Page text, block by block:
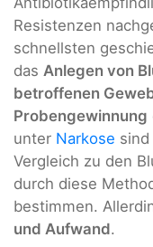
Resistenzen
schnellsten
das Anlegen von
betroffenen
Probengewinnung
unter Narkose
Vergleich zu den
durch diese
bestimmen.
und Aufwand.